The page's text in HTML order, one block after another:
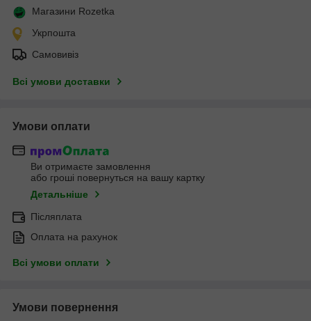
Магазини Rozetka
Укрпошта
Самовивіз
Всі умови доставки
Умови оплати
Ви отримаєте замовлення
або гроші повернуться на вашу картку
Детальніше
Післяплата
Оплата на рахунок
Всі умови оплати
Умови повернення